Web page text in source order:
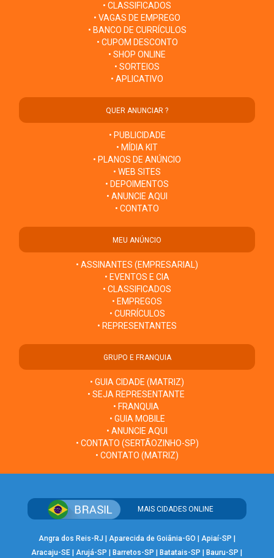
• CLASSIFICADOS
• VAGAS DE EMPREGO
• BANCO DE CURRÍCULOS
• CUPOM DESCONTO
• SHOP ONLINE
• SORTEIOS
• APLICATIVO
QUER ANUNCIAR ?
• PUBLICIDADE
• MÍDIA KIT
• PLANOS DE ANÚNCIO
• WEB SITES
• DEPOIMENTOS
• ANUNCIE AQUI
• CONTATO
MEU ANÚNCIO
• ASSINANTES (EMPRESARIAL)
• EVENTOS E CIA
• CLASSIFICADOS
• EMPREGOS
• CURRÍCULOS
• REPRESENTANTES
GRUPO E FRANQUIA
• GUIA CIDADE (MATRIZ)
• SEJA REPRESENTANTE
• FRANQUIA
• GUIA MOBILE
• ANUNCIE AQUI
• CONTATO (SERTÃOZINHO-SP)
• CONTATO (MATRIZ)
MAIS CIDADES ONLINE
Angra dos Reis-RJ Aparecida de Goiânia-GO Apiaí-SP
Aracaju-SE |Arujá-SP Barretos-SP Batatais-SP Bauru-SP